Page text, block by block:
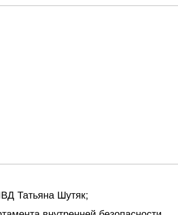
Татьяна Шутяк;